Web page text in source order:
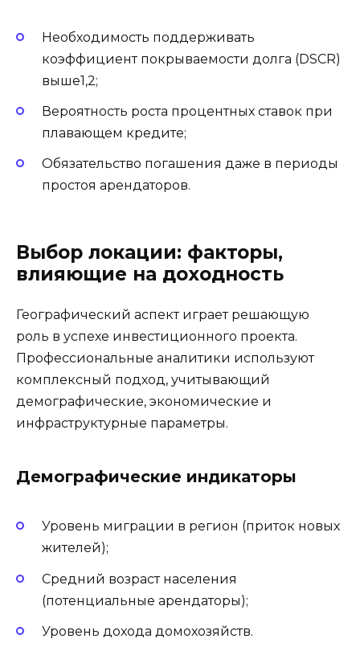
Необходимость поддерживать
коэффициент покрываемости долга (DSCR)
выше1,2;
Вероятность роста процентных ставок при
плавающем кредите;
Обязательство погашения даже в периоды
простоя арендаторов.
Выбор локации: факторы,
влияющие на доходность
Географический аспект играет решающую
роль в успехе инвестиционного проекта.
Профессиональные аналитики используют
комплексный подход, учитывающий
демографические, экономические и
инфраструктурные параметры.
Демографические индикаторы
Уровень миграции в регион (приток новых
жителей);
Средний возраст населения
(потенциальные арендаторы);
Уровень дохода домохозяйств.